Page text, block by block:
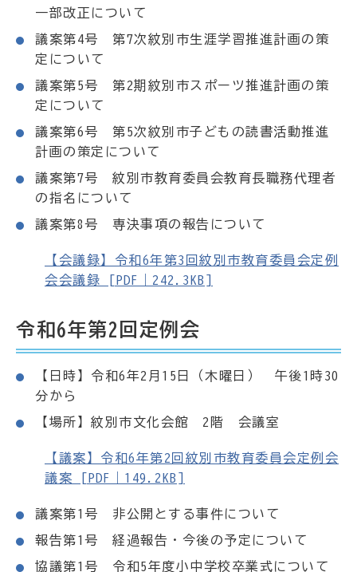
一部改正について
議案第4号 第7次紋別市生涯学習推進計画の策
定について
議案第5号 第2期紋別市スポーツ推進計画の策
定について
議案第6号 第5次紋別市子どもの読書活動推進
計画の策定について
議案第7号 紋別市教育委員会教育長職務代理者
の指名について
議案第8号 専決事項の報告について
【会議録】令和6年第3回紋別市教育委員会定例
会会議録 [PDF｜242.3KB]
令和6年第2回定例会
【日時】令和6年2月15日（木曜日） 午後1時30
分から
【場所】紋別市文化会館 2階 会議室
【議案】令和6年第2回紋別市教育委員会定例会
議案 [PDF｜149.2KB]
議案第1号 非公開とする事件について
報告第1号 経過報告・今後の予定について
協議第1号 令和5年度小中学校卒業式について